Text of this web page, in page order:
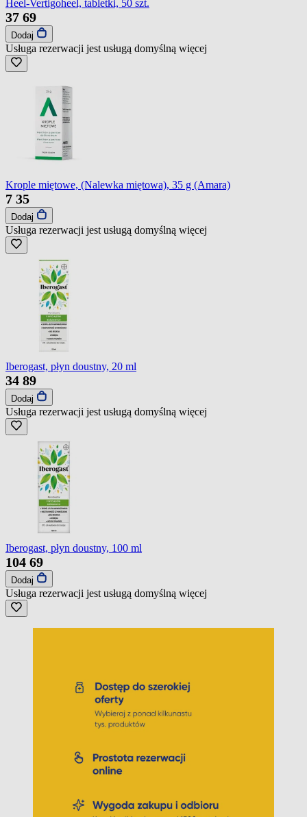
Heel-Vertigoheel, tabletki, 50 szt.
37 69
Dodaj
Usługa rezerwacji jest usługą domyślną więcej
Krople miętowe, (Nalewka miętowa), 35 g (Amara)
7 35
Dodaj
Usługa rezerwacji jest usługą domyślną więcej
Iberogast, płyn doustny, 20 ml
34 89
Dodaj
Usługa rezerwacji jest usługą domyślną więcej
Iberogast, płyn doustny, 100 ml
104 69
Dodaj
Usługa rezerwacji jest usługą domyślną więcej